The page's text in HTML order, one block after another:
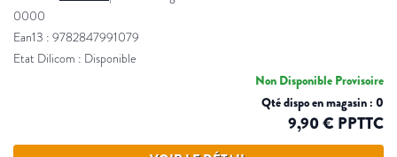
0000
Ean13 : 9782847991079
Etat Dilicom : Disponible
Non Disponible Provisoire
Qté dispo en magasin : 0
9,90 € PPTTC